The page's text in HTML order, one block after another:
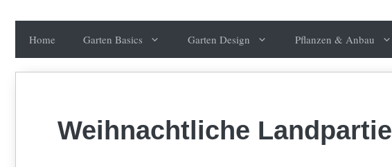
springenHome Garten Basics Garten Design Pflanzen & Anbau
Weihnachtliche Landpartie